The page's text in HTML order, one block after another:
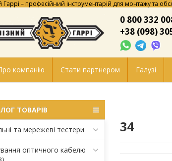
Гаррі – професійний інструментарій для монтажу та
0 800 332
+38 (098)
компанію Стати партнером Галузі
ТОВАРІВ
та мережеві тестери
оптичного кабелю
34